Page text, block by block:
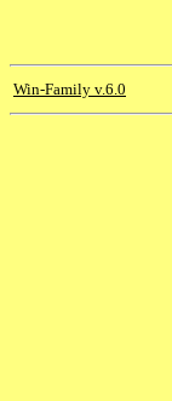
Win-Family v.6.0